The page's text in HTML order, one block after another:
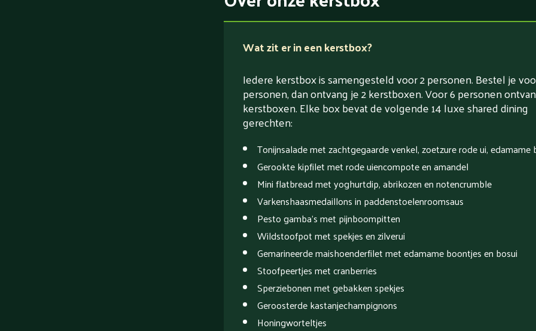
Wat zit er in een kerstbox?
Iedere kerstbox is samengesteld voor 2 personen. Bestel je
personen, dan ontvang je 2 kerstboxen. Voor 6 personen
kerstboxen. Elke box bevat de volgende 14 luxe shared dining
gerechten:
Tonijnsalade met zachtgegaarde venkel, zoetzure rode ui, edamame
Gerookte kipfilet met rode uiencompote en amandel
Mini flatbread met yoghurtdip, abrikozen en notencrumble
Varkenshaasmedaillons in paddenstoelenroomsaus
Pesto gamba's met pijnboompitten
Wildstoofpot met spekjes en zilverui
Gemarineerde maishoenderfilet met edamame boontjes en bosui
Stoofpeertjes met cranberries
Sperziebonen met gebakken spekjes
Geroosterde kastanjechampignons
Honingworteltjes